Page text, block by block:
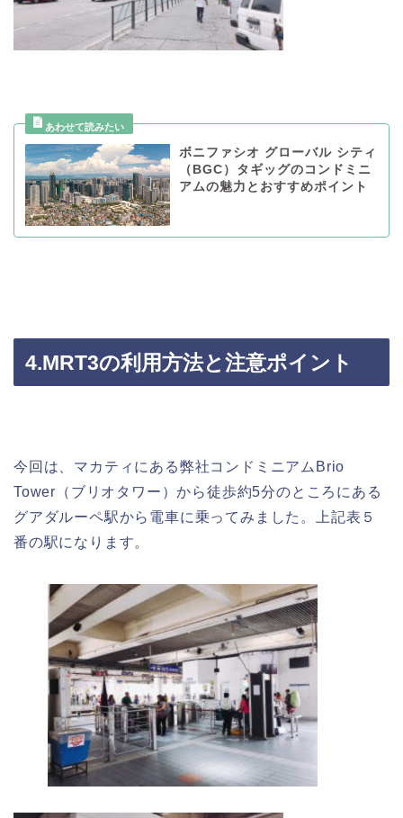
ボニファシオ グローバル シティ
（BGC）タギッグのコンドミニ
アムの魅力とおすすめポイント
4.MRT3の利用方法と注意ポイント
今回は、マカティにある弊社コンドミニアム Brio
Tower （ブリオタワー）から徒歩約5分のところにある
グアダルーペ駅から電車に乗ってみました。上記表５
番の駅になります。